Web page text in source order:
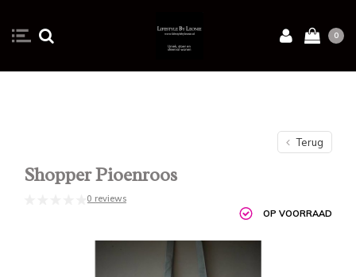
0
Terug
Shopper Pioenroos
0 reviews
OP VOORRAAD